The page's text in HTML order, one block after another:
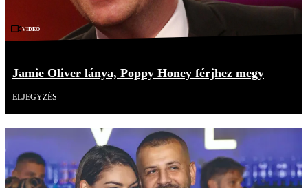
Videó
Jamie Oliver lánya, Poppy Honey férjhez megy
ELJEGYZÉS